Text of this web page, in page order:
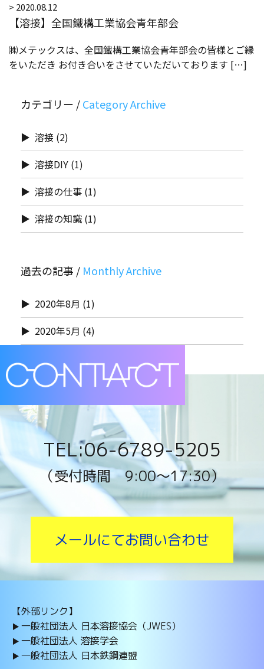
> 2020.08.12
【溶接】全国鐵構工業協会青年部会
㈱メテックスは、全国鐵構工業協会青年部会の皆様とご縁
をいただき お付き合いをさせていただいております […]
カテゴリー /
溶接 (2)
溶接DIY (1)
溶接の仕事 (1)
溶接の知識 (1)
過去の記事 /
2020年8月 (1)
2020年5月 (4)
TEL:06-6789-5205
（受付時間 9:00〜17:30）
メールにてお問い合わせ
【外部リンク】
一般社団法人 日本溶接協会（JWES）
一般社団法人 溶接学会
一般社団法人 日本鉄鋼連盟